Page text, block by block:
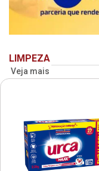
LIMPEZA
Veja mais